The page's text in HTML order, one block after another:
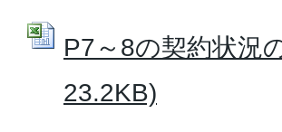
P7～8の契約状況
23.2KB)